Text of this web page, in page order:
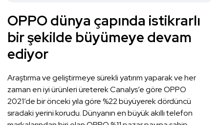
OPPO dünya çapında istikrarlı
bir şekilde büyümeye devam
ediyor
Araştırma ve geliştirmeye sürekli yatırım yaparak ve her
zaman en iyi ürünleri üreterek Canalys’e göre OPPO
2021’de bir önceki yıla göre %22 büyüyerek dördüncü
sıradaki yerini korudu. Dünyanın en büyük akıllı telefon